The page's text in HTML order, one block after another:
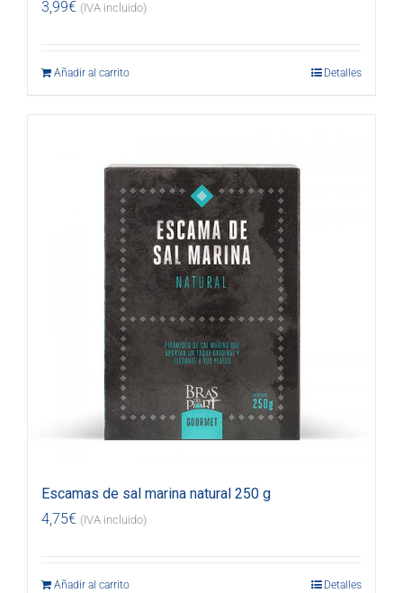
3,99€ (IVA incluido)
Añadir al carrito Detalles
Escamas de sal marina natural 250 g
4,75€ (IVA incluido)
Añadir al carrito Detalles